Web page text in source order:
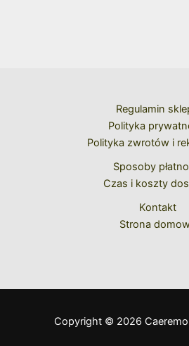
Regulamin
Polityka
Polityka zwrotów i
Sposoby
Czas i koszty
Kontakt
Strona
Copyright © 2026